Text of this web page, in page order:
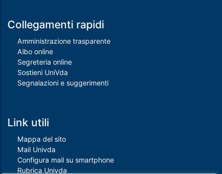
Collegamenti rapidi
Amministrazione trasparente
Albo online
Segreteria online
Sostieni UniVda
Segnalazioni e suggerimenti
Link utili
Mappa del sito
Mail Univda
Configura mail su smartphone
Rubrica Univda